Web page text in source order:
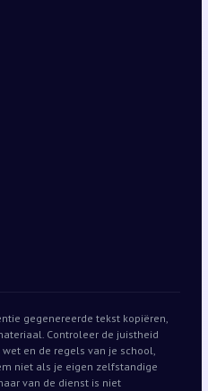
gegenereerde tekst kopiëren,
Controleer de juistheid
en de regels van je school,
niet als je eigen zelfstandige
van de dienst is niet